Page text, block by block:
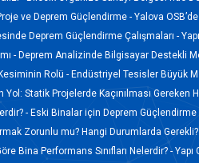
ve Deprem Güçlendirme -Yalova
Deprem Güçlendirme Çalışmaları -
- Deprem Analizinde Bilgisayar Destekli
Rolü - Endüstriyel Tesisler Büyük
Yol: Statik Projelerde Kaçınılması Gereken
- Eski Binalar için Deprem Güçlendirme
Zorunlu mu? Hangi Durumlarda Gerekli?
Bina Performans Sınıfları Nelerdir? -